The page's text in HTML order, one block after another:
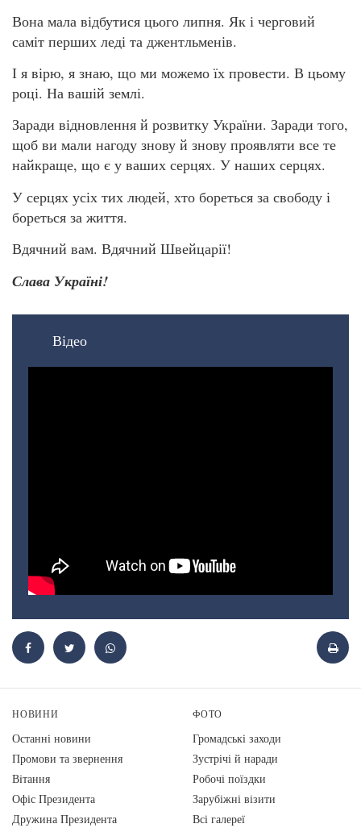
Вона мала відбутися цього липня. Як і черговий
саміт перших леді та джентльменів.
І я вірю, я знаю, що ми можемо їх провести. В цьому
році. На вашій землі.
Заради відновлення й розвитку України. Заради того,
щоб ви мали нагоду знову й знову проявляти все те
найкраще, що є у ваших серцях. У наших серцях.
У серцях усіх тих людей, хто бореться за свободу і
бореться за життя.
Вдячний вам. Вдячний Швейцарії!
Слава Україні!
Відео
НОВИНИ
Останні новини
Промови та звернення
Вiтання
Офіс Президента
Дружина Президента
ФОТО
Громадські заходи
Зустрічі й наради
Робочі поїздки
Зарубіжні візити
Всі галереї